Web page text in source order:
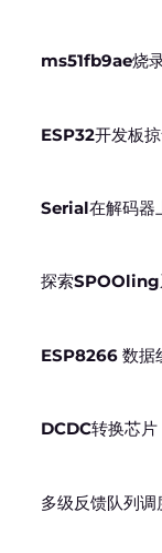
ms51fb9ae烧
ESP32开发板
Serial在解码器
探索SPOOling
ESP8266 数据
DCDC转换芯片
多级反馈队列调